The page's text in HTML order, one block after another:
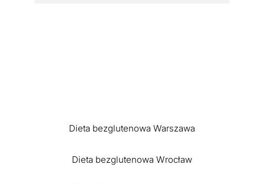
Dieta bezglutenowa Warszawa
Dieta bezglutenowa Wrocław